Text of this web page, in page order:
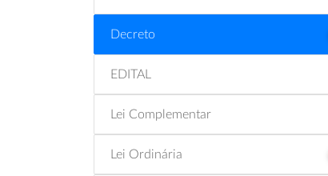
Decreto
EDITAL
Lei Complementar
Lei Ordinária